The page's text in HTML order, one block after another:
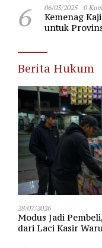
6 06/03/2025 0
Kemenag
untuk
Berita Hukum
28/07/2026
Modus Jadi
dari Laci Kasir